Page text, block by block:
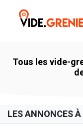
Tous les vide-
LES ANNONCES